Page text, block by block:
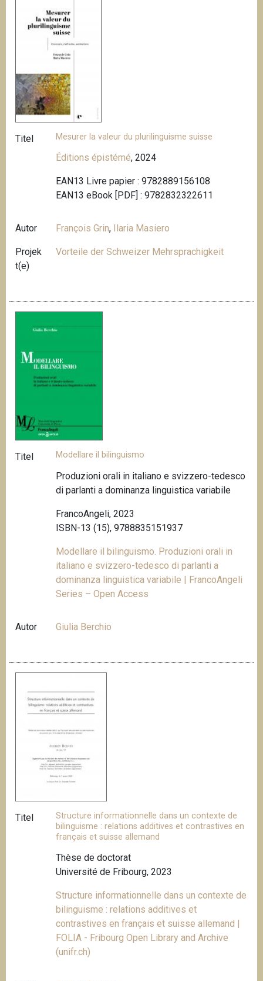
Titel Mesurer la valeur du plurilinguisme suisse
Éditions épistémé, 2024
EAN13 Livre papier : 9782889156108
EAN13 eBook [PDF] : 9782832322611
Autor François Grin, Ilaria Masiero
Projek
t(e)
Vorteile der Schweizer Mehrsprachigkeit
Titel Modellare il bilinguismo
Produzioni orali in italiano e svizzero-tedesco
di parlanti a dominanza linguistica variabile
FrancoAngeli, 2023
ISBN-13 (15), 9788835151937
Modellare il bilinguismo. Produzioni orali in
italiano e svizzero-tedesco di parlanti a
dominanza linguistica variabile | FrancoAngeli
Series – Open Access
Autor Giulia Berchio
Titel
Structure informationnelle dans un contexte de
bilinguisme : relations additives et contrastives en
français et suisse allemand
Thèse de doctorat
Université de Fribourg, 2023
Structure informationnelle dans un contexte de
bilinguisme : relations additives et
contrastives en français et suisse allemand |
FOLIA - Fribourg Open Library and Archive
(unifr.ch)